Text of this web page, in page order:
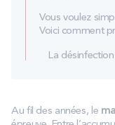
Vous voulez
Voici comment
La
Au fil des années, le